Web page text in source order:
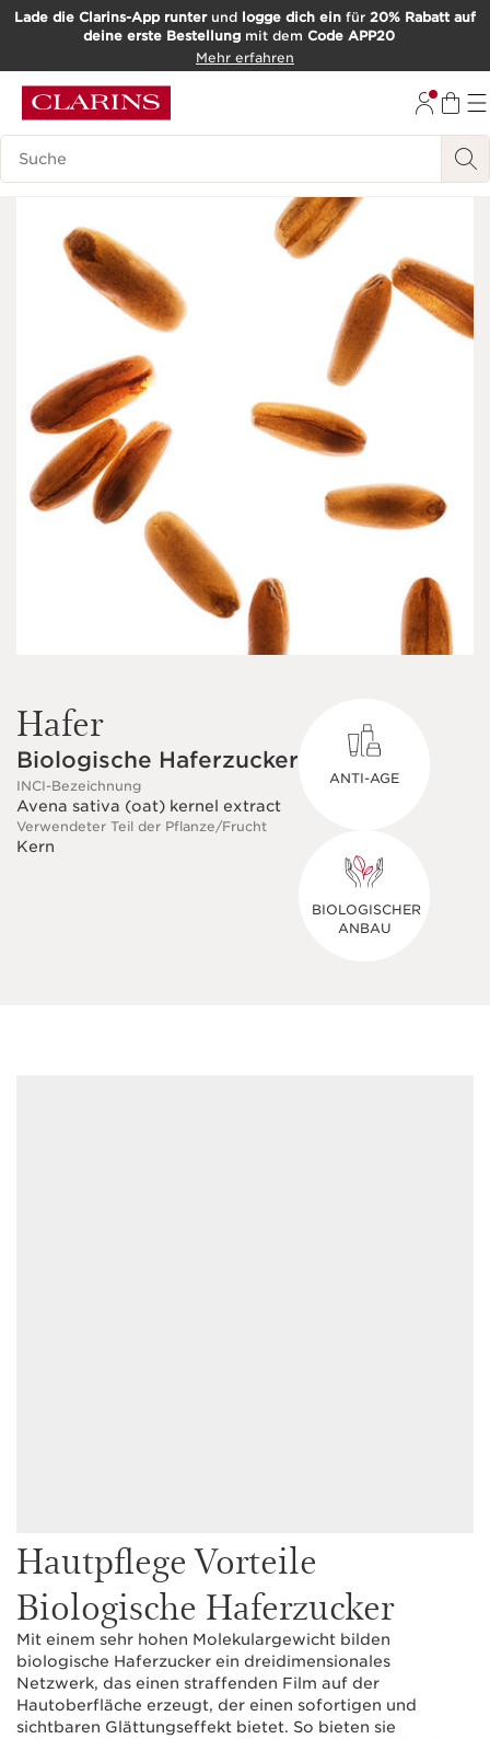
WEITER ZUM INHALT
Lade die Clarins-App runterund logge dich ein für 20% Rabatt auf
deine erste Bestellungmit dem Code APP20
Mehr erfahren
Such-Historie
Hafer
Biologische Haferzucker
INCI-Bezeichnung
Avena sativa (oat) kernel extract
Verwendeter Teil der Pflanze/Frucht
Kern
ANTI-AGE
BIOLOGISCHER
ANBAU
Hautpflege Vorteile
Biologische Haferzucker
Mit einem sehr hohen Molekulargewicht bilden
biologische Haferzucker ein dreidimensionales
Netzwerk, das einen straffenden Film auf der
Hautoberfläche erzeugt, der einen sofortigen und
sichtbaren Glättungseffekt bietet. So bieten sie